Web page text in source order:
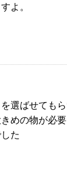
よ。
選ばせても
めの物が必
た